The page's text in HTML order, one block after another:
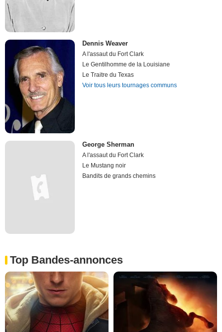
Dennis Weaver
A l'assaut du Fort Clark
Le Gentilhomme de la Louisiane
Le Traitre du Texas
Voir tous leurs tournages communs
George Sherman
A l'assaut du Fort Clark
Le Mustang noir
Bandits de grands chemins
Top Bandes-annonces